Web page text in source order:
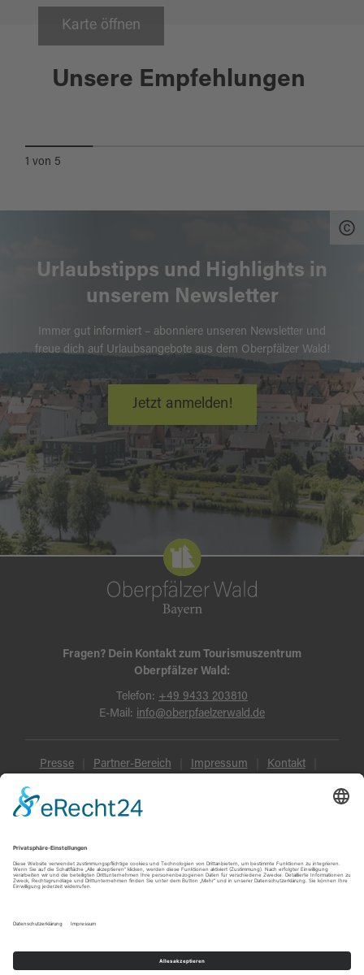
Karte öffnen
Unsere Empfehlungen
Wiesau
MUCKENTHALER
1 von 5
Urlaubstipps und Highlights in
unserem Newsletter
Immer gut informiert – abonniere unseren Newsletter und
freue dich auf Urlaubsangebote aus dem Oberpfälzer Wald!
Jetzt anmelden!
Fragen? Dein Kontakt zum Tourismuszentrum
Oberpfälzer Wald:
Telefon: +49 9433 203810
E-Mail: info@oberpfaelzerwald.de
Presse Partner-Bereich Impressum Kontakt
Datenschutz